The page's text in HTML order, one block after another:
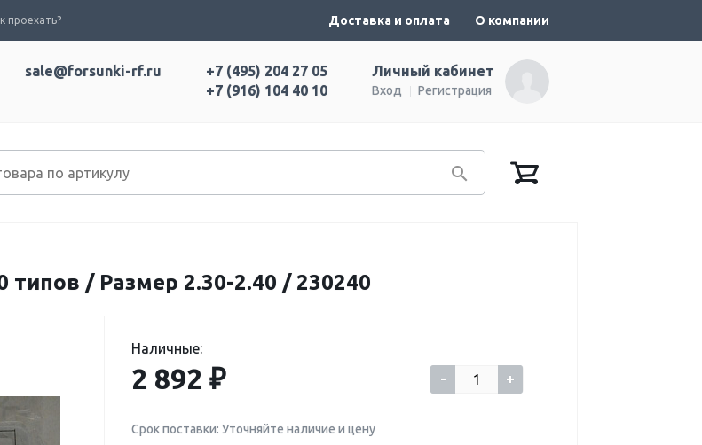
проехать? Доставка и оплата О компании
Личный кабинет
Вход Регистрация
+7 (495) 204 27 05
+7 (916) 104 40 10
sale@forsunki-rf.ru
/ Размер 2.30-2.40 / 230240
Наличные:
2 892 ₽ - +
Срок поставки: Уточняйте наличие и цену